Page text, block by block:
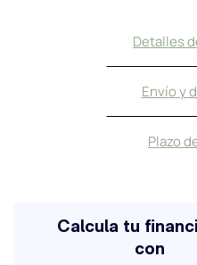
Detalles
Envío y
Plazo